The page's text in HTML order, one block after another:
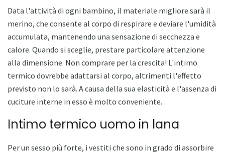
Data l'attività di ogni bambino, il materiale migliore sarà il
merino, che consente al corpo di respirare e deviare l'umidità
accumulata, mantenendo una sensazione di secchezza e
calore. Quando si sceglie, prestare particolare attenzione
alla dimensione. Non comprare per la crescita! L'intimo
termico dovrebbe adattarsi al corpo, altrimenti l'effetto
previsto non lo sarà. A causa della sua elasticità e l'assenza di
cuciture interne in esso è molto conveniente.
Intimo termico uomo in lana
Per un sesso più forte, i vestiti che sono in grado di assorbire